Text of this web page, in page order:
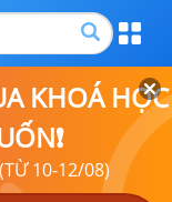
KHOÁ HỌC
10-12/08)